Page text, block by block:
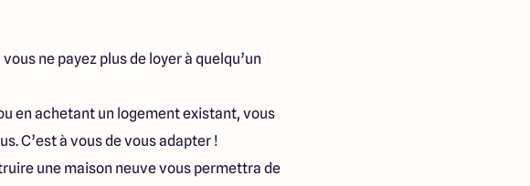
ne payez plus de loyer à quelqu’un
en achetant un logement existant, vous
C’est à vous de vous adapter !
une maison neuve vous permettra de